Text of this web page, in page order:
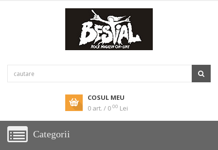
COSUL MEU
0 art. / 0 00 Lei
Categorii